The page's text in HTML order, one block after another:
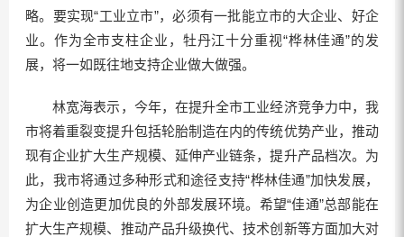
略。要实现“工业立市”，必须有一批能立市的大企业、好企
业。作为全市支柱企业，牡丹江十分重视“桦林佳通”的发
展，将一如既往地支持企业做大做强。
林宽海表示，今年，在提升全市工业经济竞争力中，我
市将着重裂变提升包括轮胎制造在内的传统优势产业，推动
现有企业扩大生产规模、延伸产业链条，提升产品档次。为
此，我市将通过多种形式和途径支持“桦林佳通”加快发展，
为企业创造更加优良的外部发展环境。希望“佳通”总部能在
扩大生产规模、推动产品升级换代、技术创新等方面加大对